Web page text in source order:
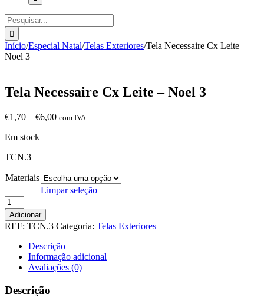
Pesquisar
Início/Especial Natal/Telas Exteriores/Tela Necessaire Cx Leite –
Noel 3
Tela Necessaire Cx Leite – Noel 3
€1,70 – €6,00Price
com IVA
Em stock
TCN.3
Materiais
Limpar seleção
Quantidade
de
Tela
Necessaire
Leite
3
Adicionar
REF: TCN.3 Categoria: Telas Exteriores
Descrição
Informação adicional
Avaliações (0)
Descrição